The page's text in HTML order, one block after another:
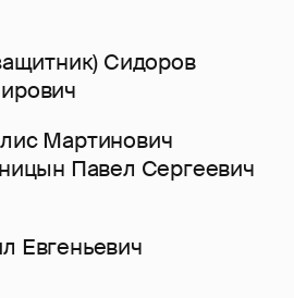
Сидоров
Мартинович
Павел Сергеевич
Евгеньевич